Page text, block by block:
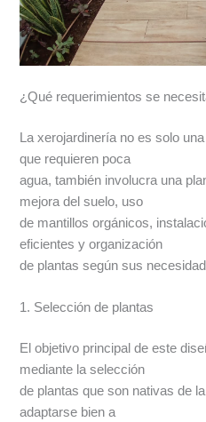
¿Qué requerimientos se
La xerojardinería no es solo
que requieren poca
agua, también involucra una
mejora del suelo, uso
de mantillos orgánicos,
eficientes y organización
de plantas según sus
1. Selección de plantas
El objetivo principal de este
mediante la selección
de plantas que son nativas de
adaptarse bien a